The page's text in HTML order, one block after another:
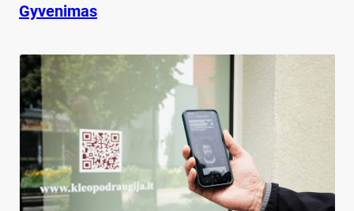
Gyvenimas